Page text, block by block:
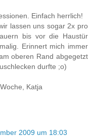
Einfach herrlich!
lassen uns sogar 2x pro
bis vor die Haustür
Erinnert mich immer
oberen Rand abgegetzt
durfte ;o)
Katja
2009 um 18:03